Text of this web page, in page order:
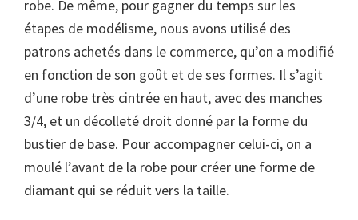
robe. De même, pour gagner du temps sur les
étapes de modélisme, nous avons utilisé des
patrons achetés dans le commerce, qu’on a modifié
en fonction de son goût et de ses formes. Il s’agit
d’une robe très cintrée en haut, avec des manches
3/4, et un décolleté droit donné par la forme du
bustier de base. Pour accompagner celui-ci, on a
moulé l’avant de la robe pour créer une forme de
diamant qui se réduit vers la taille.